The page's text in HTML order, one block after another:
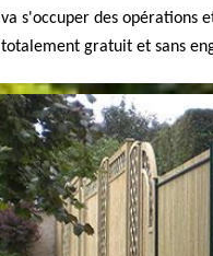
va s'occuper des opérations
totalement gratuit et sans